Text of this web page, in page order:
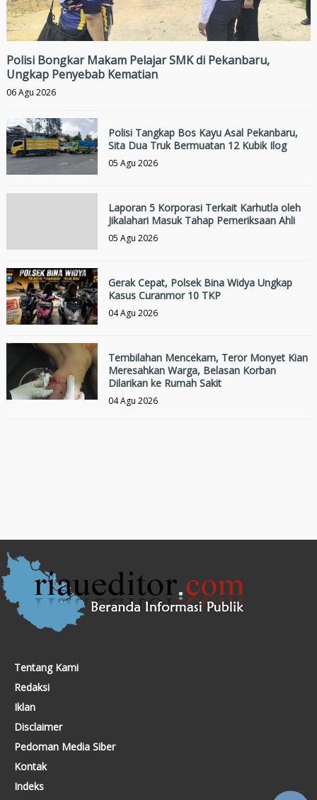
Polisi Bongkar Makam Pelajar SMK di Pekanbaru,
Ungkap Penyebab Kematian
06 Agu 2026
Polisi Tangkap Bos Kayu Asal Pekanbaru,
Sita Dua Truk Bermuatan 12 Kubik Ilog
05 Agu 2026
Laporan 5 Korporasi Terkait Karhutla oleh
Jikalahari Masuk Tahap Pemeriksaan Ahli
05 Agu 2026
Gerak Cepat, Polsek Bina Widya Ungkap
Kasus Curanmor 10 TKP
04 Agu 2026
Tembilahan Mencekam, Teror Monyet Kian
Meresahkan Warga, Belasan Korban
Dilarikan ke Rumah Sakit
04 Agu 2026
Tentang Kami
Redaksi
Iklan
Disclaimer
Pedoman Media Siber
Kontak
Indeks